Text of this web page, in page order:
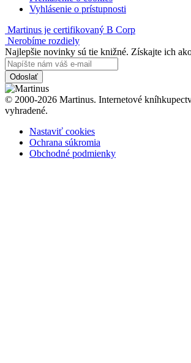
Vyhlásenie o prístupnosti
Martinus je certifikovaný B Corp
Nerobíme rozdiely
Najlepšie novinky sú tie knižné. Získajte ich
Odoslať
© 2000-2026 Martinus. Internetové
vyhradené.
Nastaviť cookies
Ochrana súkromia
Obchodné podmienky